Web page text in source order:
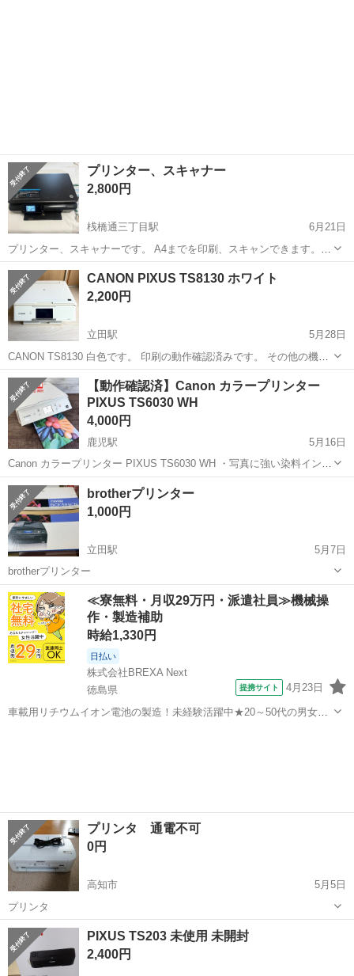
プリンター、スキャナー
2,800円
桟橋通三丁目駅
6月21日
プリンター、スキャナーです。 A4までを印刷、スキャンできます。
本体、電源ケーブル、USBケーブル、説明書、A4用紙(使いかけ) 長年
使っていませんでしたので、きちんと使えるかわかりません。電源は
入っています。 6/...
高知 高知市
CANON PIXUS TS8130 ホワイト
2,200円
立田駅
5月28日
CANON TS8130 白色です。 印刷の動作確認済みです。 その他の機能
は使用していないため未確認になります。 残りのインクはそのままお
渡しさせていただきます。 多少の色褪せがあります。 できる限り掃除
しましたが、細...
高知 南国市 立田駅 プリンター
【動作確認済】Canon カラープリンター
PIXUS TS6030 WH
4,000円
鹿児駅
5月16日
Canon カラープリンター PIXUS TS6030 WH ・写真に強い染料インク
4色と文字に強い顔料インクによる「5色ハイブリッド」を採用した、
A4インクジェットプリンターのスタンダードモデル。 ・フロント部を
自由に...
高知 南国市 プリンター
brotherプリンター
1,000円
立田駅
5月7日
brotherプリンター
高知 南国市 立田駅 プリンター brother
≪寮無料・月収29万円・派遣社員≫機械操
作・製造補助
時給1,330円
日払い
株式会社BREXA Next
徳島県
提携サイト 4月23日
車載用リチウムイオン電池の製造！未経験活躍中★20～50代の男女活
プリンタ 通電不可
0円
高知市
5月5日
プリンタ
高知 高知市 プリンタ
PIXUS TS203 未使用 未開封
2,400円